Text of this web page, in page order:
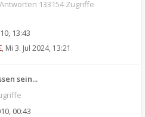
133154 Zugriffe
13:43
, Mi 3. Jul 2024, 13:21
sein...
00:43